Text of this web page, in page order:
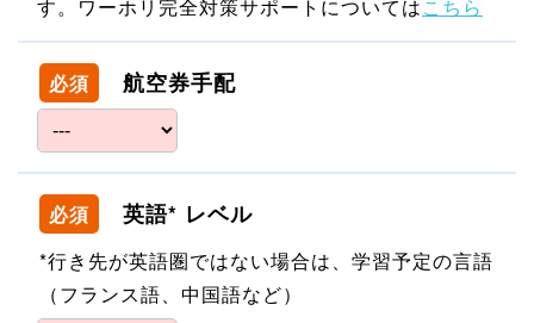
す。ワーホリ完全対策サポートについてはこちら
必須 航空券手配
必須 英語* レベル
*行き先が英語圏ではない場合は、学習予定の言語
（フランス語、中国語など）